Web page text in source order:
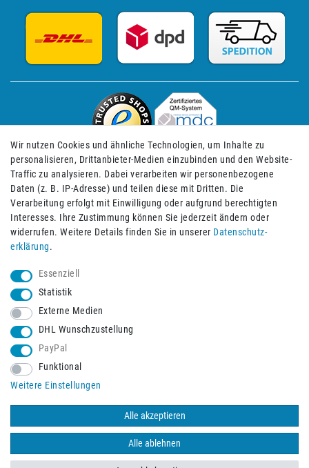
Impressum Daten­schutz­erklärung AGB
© 2026 Burbach+Goetz Deutsche Sanitätshaus GmbH
vorbehalten. Alle Preise verstehen sich inklusive der Mehrwertsteuer,
zuzüglich der Versandkosten.
Wir nutzen Cookies und ähnliche Technologien, um Inhalte zu
personalisieren, Drittanbieter-Medien einzubinden und den Website-
Traffic zu analysieren. Dabei verarbeiten wir personenbezogene
Daten (z. B. IP-Adresse) und teilen diese mit Dritten. Die
Verarbeitung erfolgt mit Einwilligung oder aufgrund berechtigten
Interesses. Ihre Zustimmung können Sie jederzeit ändern oder
widerrufen. Weitere Details finden Sie in unserer Daten­schutz­
erklärung.
Essenziell
Statistik
Externe Medien
DHL Wunschzustellung
PayPal
Funktional
Weitere Einstellungen
Alle akzeptieren
Alle ablehnen